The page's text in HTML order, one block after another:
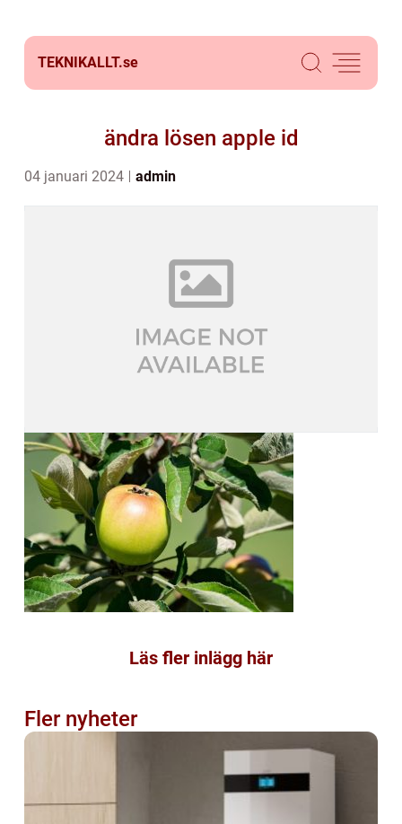
TEKNIKALLT.se
ändra lösen apple id
04 januari 2024 admin
Läs fler inlägg här
Fler nyheter